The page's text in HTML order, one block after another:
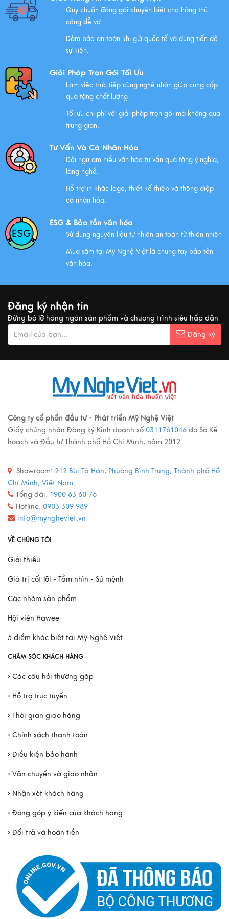
Những Lưu Ý Khi Tặng Quà Tân Gia Nhà Mới
công ty chính thức gia nhập Hawee
Xem thêm
Chính Sách Quyền Riêng Tư Tại Mỹ Nghệ Việt
NHỮNG ĐẶC ĐIỂM CỦA HÀNG THỦ CÔNG MỸ NGHỆ
QUÀ VĂN HÓA VIỆT TẶNG KHÁCH QUỐC TẾ
Xem thêm
Xem thêm
Ý nghĩa cảnh vật Tranh sơn mài
Xem thêm
Quy trình sản xuất đồ đồng
Xem thêm
Mô Hình Thuyền France II - Món Quà Chinh Phục Mọi
Doanh Nhân
Xem thêm
Quy chuẩn đóng gói chuyên biệt cho hàng thủ
công dễ vỡ
Đảm bảo an toàn khi gửi quốc tế và đúng tiến độ
sự kiện.
Giải Pháp Trọn Gói Tối Ưu
Làm việc trực tiếp cùng nghệ nhân giúp cung cấp
quà tặng chất lượng
Tối ưu chi phí với giải pháp trọn gói mà không qua
trung gian.
Tư Vấn Và Cá Nhân Hóa
Đội ngũ am hiểu văn hóa tư vấn quà tặng ý nghĩa,
làng nghề.
Hỗ trợ in khắc logo, thiết kế thiệp và thông điệp
cá nhân hóa.
ESG & Bảo tồn văn hóa
Sử dụng nguyên liệu tự nhiên an toàn từ thiên nhiên
Mua sắm tại Mỹ Nghệ Việt là chung tay bảo tồn
văn hóa.
Đăng ký nhận tin
Đừng bỏ lỡ hàng ngàn sản phẩm và chương trình siêu hấp dẫn
Đăng ký
Công ty cổ phẩn đầu tư - Phát triển Mỹ Nghệ Việt
Giấy chứng nhận Đăng ký Kinh doanh số 0311761046 do Sở Kế
hoạch và Đầu tư Thành phố Hồ Chí Minh, năm 2012.
Showroom: 212 Bùi Tá Hán, Phường Bình Trưng, Thành phố Hồ
Chí Minh, Việt Nam
Tổng đài: 1900 63 60 76
Hotline: 0903 309 989
info@myngheviet.vn
VỀ CHÚNG TÔI
Giới thiệu
Giá trị cốt lõi - Tầm nhìn - Sứ mệnh
Các nhóm sản phẩm
Hội viên Hawee
5 điểm khác biệt tại Mỹ Nghệ Việt
CHĂM SÓC KHÁCH HÀNG
› Các câu hỏi thường gặp
› Hỗ trợ trực tuyến
› Thời gian giao hàng
› Chính sách thanh toán
› Điều kiện bảo hành
› Vận chuyển và giao nhận
› Nhận xét khách hàng
› Đóng góp ý kiến của khách hàng
› Đổi trả và hoàn tiền